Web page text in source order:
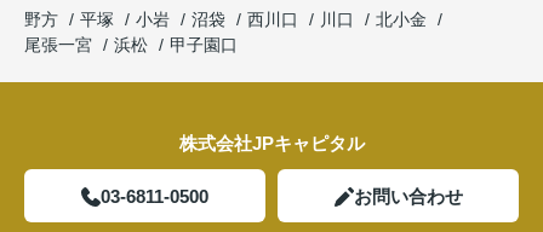
野方
平塚 小岩 沼袋 西川口 川口
北小金
尾張一宮
浜松 甲子園口
株式会社JPキャピタル
03-6811-0500 お問い合わせ